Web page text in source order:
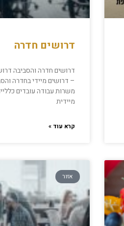
דרושים חדרה
דרושים חדרה והסביבה
– דרושים מיידי בחדרה
משרות עבודה עובדים
מיידית
קרא עוד »
אזור